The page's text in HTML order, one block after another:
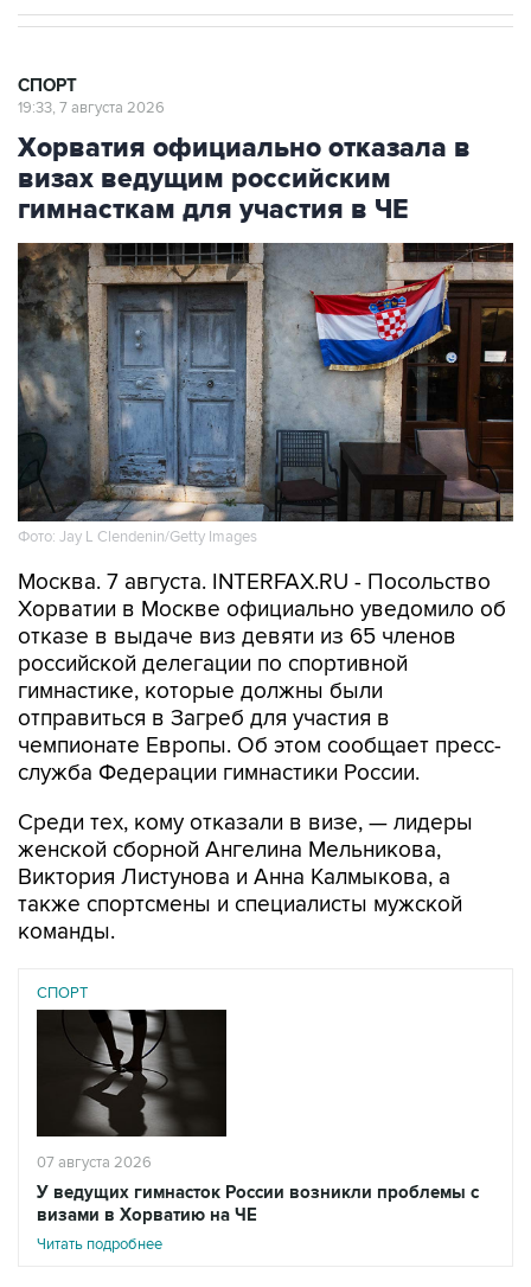
СПОРТ
19:33, 7 августа 2026
Хорватия официально отказала в
визах ведущим российским
гимнасткам для участия в ЧЕ
Фото: Jay L Clendenin/Getty Images
Москва. 7 августа. INTERFAX.RU - Посольство
Хорватии в Москве официально уведомило об
отказе в выдаче виз девяти из 65 членов
российской делегации по спортивной
гимнастике, которые должны были
отправиться в Загреб для участия в
чемпионате Европы. Об этом сообщает пресс-
служба Федерации гимнастики России.
Среди тех, кому отказали в визе, — лидеры
женской сборной Ангелина Мельникова,
Виктория Листунова и Анна Калмыкова, а
также спортсмены и специалисты мужской
команды.
СПОРТ
07 августа 2026
У ведущих гимнасток России возникли проблемы с
визами в Хорватию на ЧЕ
Читать подробнее